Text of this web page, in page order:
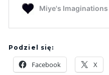
Podziel się:
Facebook X